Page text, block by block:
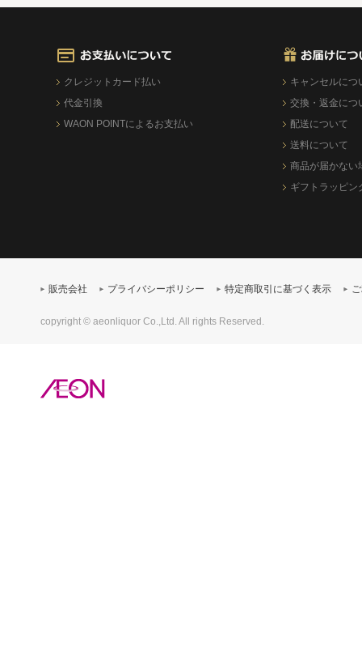
クレジットカード払い
代金引換
WAON POINTによるお支払い
キャンセルにつ
交換・返金につ
配送について
送料について
商品が届かない
ギフトラッピン
販売会社 プライバシーポリシー 特定商取引に基づく表示
copyright © aeonliquor Co.,Ltd. All rights Reserved.